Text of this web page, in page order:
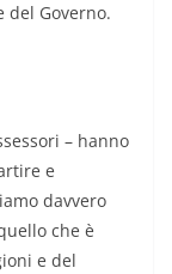
del Governo.
– hanno
e
davvero
che è
e del